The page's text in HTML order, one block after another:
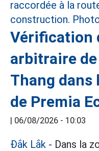
Vérification
arbitraire de
Thang dans
de Premia
| 06/08/2026 - 10:03
Đắk Lắk - Dans la